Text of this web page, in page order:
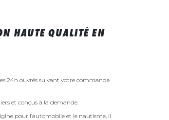
HAUTE QUALITÉ EN
24h ouvrés suivant votre commande
et conçus à la demande.
pour l’automobile et le nautisme, il